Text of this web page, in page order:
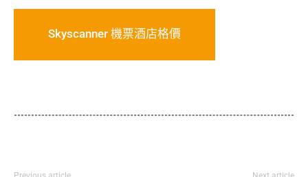
Skyscanner 機票酒店格價